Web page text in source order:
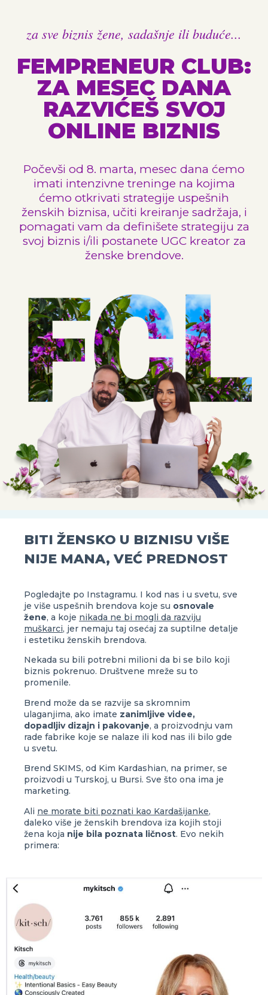
za sve biznis žene, sadašnje ili buduće...
FEMPRENEUR CLUB:
ZA MESEC DANA
RAZVIĆEŠ SVOJ
ONLINE BIZNIS
Počevši od 8. marta, mesec dana ćemo
imati intenzivne treninge na kojima
ćemo otkrivati strategije uspešnih
ženskih biznisa, učiti kreiranje sadržaja, i
pomagati vam da definišete strategiju za
svoj biznis i/ili postanete UGC kreator za
ženske brendove.
BITI ŽENSKO U BIZNISU VIŠE
NIJE MANA, VEĆ PREDNOST
Pogledajte po Instagramu. I kod nas i u svetu, sve
je više uspešnih brendova koje su osnovale
žene, a koje nikada ne bi mogli da razviju
muškarci, jer nemaju taj osećaj za suptilne detalje
i estetiku ženskih brendova.
Nekada su bili potrebni milioni da bi se bilo koji
biznis pokrenuo. Društvene mreže su to
promenile.
Brend može da se razvije sa skromnim
ulaganjima, ako imate zanimljive videe,
dopadljiv dizajn i pakovanje, a proizvodnju vam
rade fabrike koje se nalaze ili kod nas ili bilo gde
u svetu.
Brend SKIMS, od Kim Kardashian, na primer, se
proizvodi u Turskoj, u Bursi. Sve što ona ima je
marketing.
Ali ne morate biti poznati kao Kardašijanke,
daleko više je ženskih brendova iza kojih stoji
žena koja nije bila poznata ličnost. Evo nekih
primera: